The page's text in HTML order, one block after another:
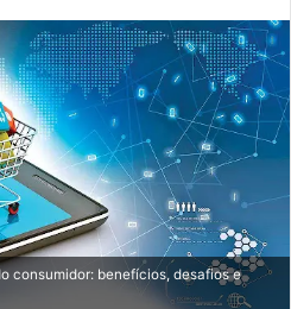
consumidor: benefícios, desafios e